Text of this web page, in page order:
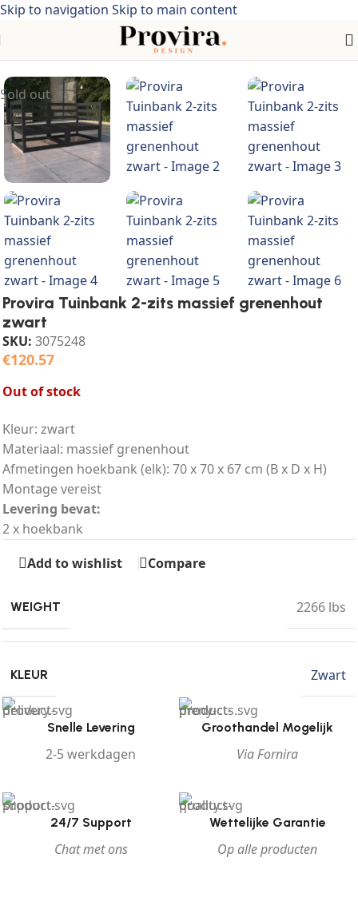
Skip to navigation Skip to main content
Sold out
Provira Tuinbank 2-zits massief grenenhout
zwart
SKU: 3075248
€120.57
Out of stock
Kleur: zwart
Materiaal: massief grenenhout
Afmetingen hoekbank (elk): 70 x 70 x 67 cm (B x D x H)
Montage vereist
Levering bevat:
2 x hoekbank
Add to wishlist
Compare
WEIGHT 2266 lbs
KLEUR Zwart
Snelle Levering
2-5 werkdagen
Groothandel Mogelijk
Via Fornira
24/7 Support
Chat met ons
Wettelijke Garantie
Op alle producten